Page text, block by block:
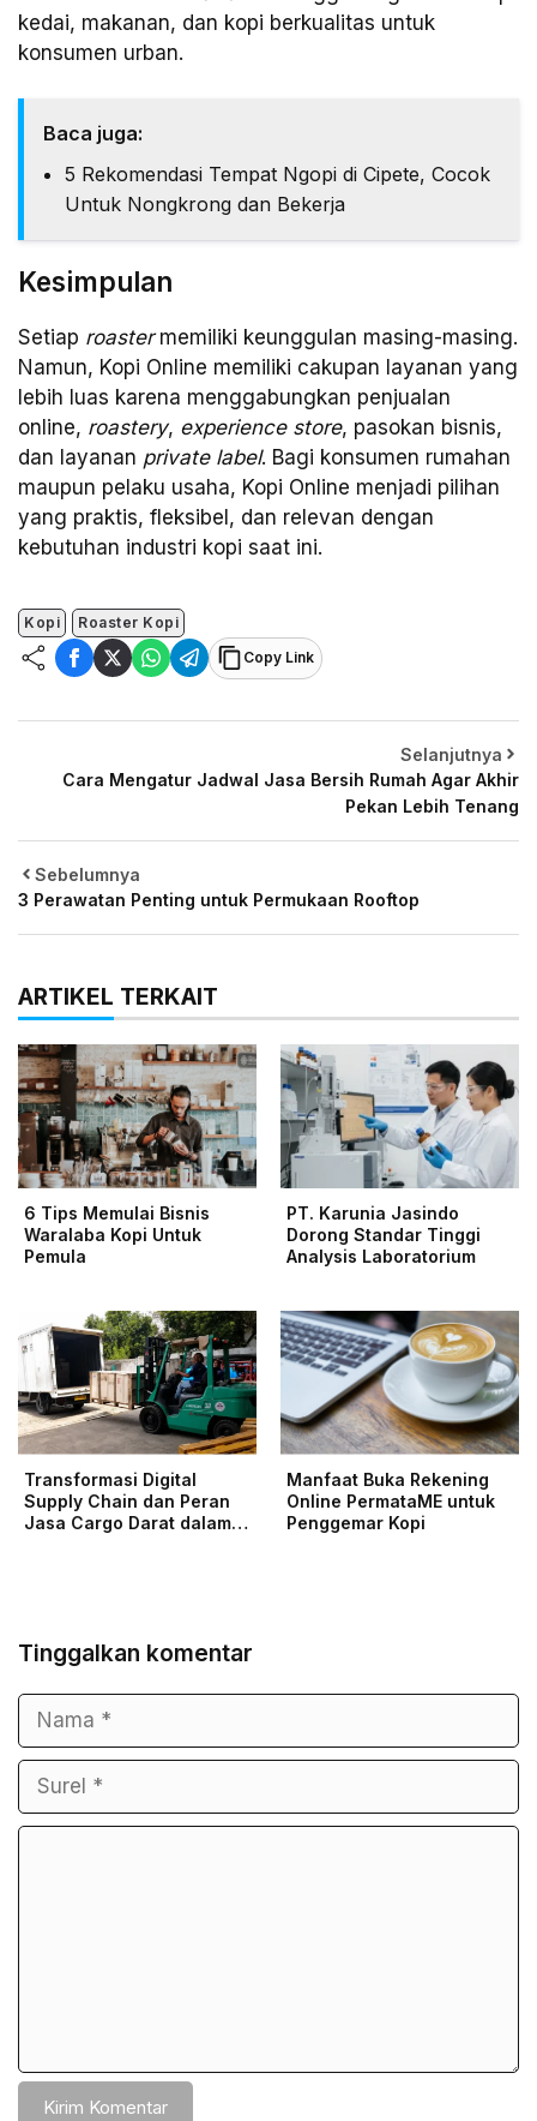
kedai, makanan, dan kopi berkualitas untuk
konsumen urban.
Baca juga:
5 Rekomendasi Tempat Ngopi di Cipete, Cocok
Untuk Nongkrong dan Bekerja
Kesimpulan
Setiap roastermemiliki keunggulan masing-masing.
Namun, Kopi Online memiliki cakupan layanan yang
lebih luas karena menggabungkan penjualan
online, roastery, experience store, pasokan bisnis,
dan layanan private label. Bagi konsumen rumahan
maupun pelaku usaha, Kopi Online menjadi pilihan
yang praktis, fleksibel, dan relevan dengan
kebutuhan industri kopi saat ini.
Kopi
Roaster Kopi
Copy Link
Sebelumnya
3 Perawatan Penting untuk Permukaan Rooftop
Selanjutnya
Cara Mengatur Jadwal Jasa Bersih Rumah Agar Akhir
Pekan Lebih Tenang
ARTIKEL TERKAIT
6 Tips Memulai Bisnis
Waralaba Kopi Untuk
Pemula
PT. Karunia Jasindo
Dorong Standar Tinggi
Analysis Laboratorium
Transformasi Digital
Supply Chain dan Peran
Jasa Cargo Darat dalam…
Manfaat Buka Rekening
Online PermataME untuk
Penggemar Kopi
Tinggalkan komentar
Nama
Surel